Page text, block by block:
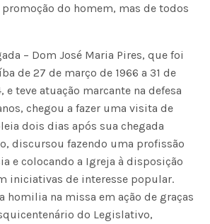
do homem, mas de todos
– Dom José Maria Pires, que foi
de 27 de março de 1966 a 31 de
e teve atuação marcante na defesa
chegou a fazer uma visita de
dois dias após sua chegada
discursou fazendo uma profissão
e colocando a Igreja à disposição
iniciativas de interesse popular.
homilia na missa em ação de graças
do Legislativo,